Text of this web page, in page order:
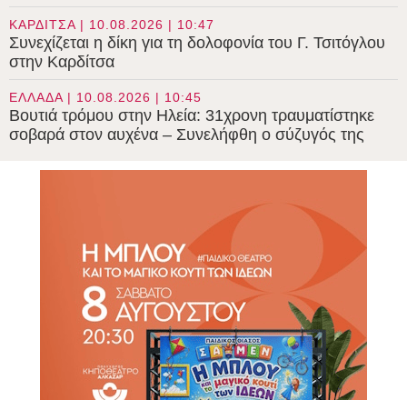
ΚΑΡΔΙΤΣΑ | 10.08.2026 | 10:47
Συνεχίζεται η δίκη για τη δολοφονία του Γ. Τσιτόγλου
στην Καρδίτσα
ΕΛΛΑΔΑ | 10.08.2026 | 10:45
Βουτιά τρόμου στην Ηλεία: 31χρονη τραυματίστηκε
σοβαρά στον αυχένα – Συνελήφθη ο σύζυγός της